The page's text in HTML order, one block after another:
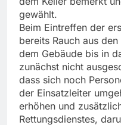
gewählt.
Beim Eintreffen der
bereits Rauch aus
dem Gebäude bis in
zunächst nicht
dass sich noch
der Einsatzleiter
erhöhen und
Rettungsdienstes,